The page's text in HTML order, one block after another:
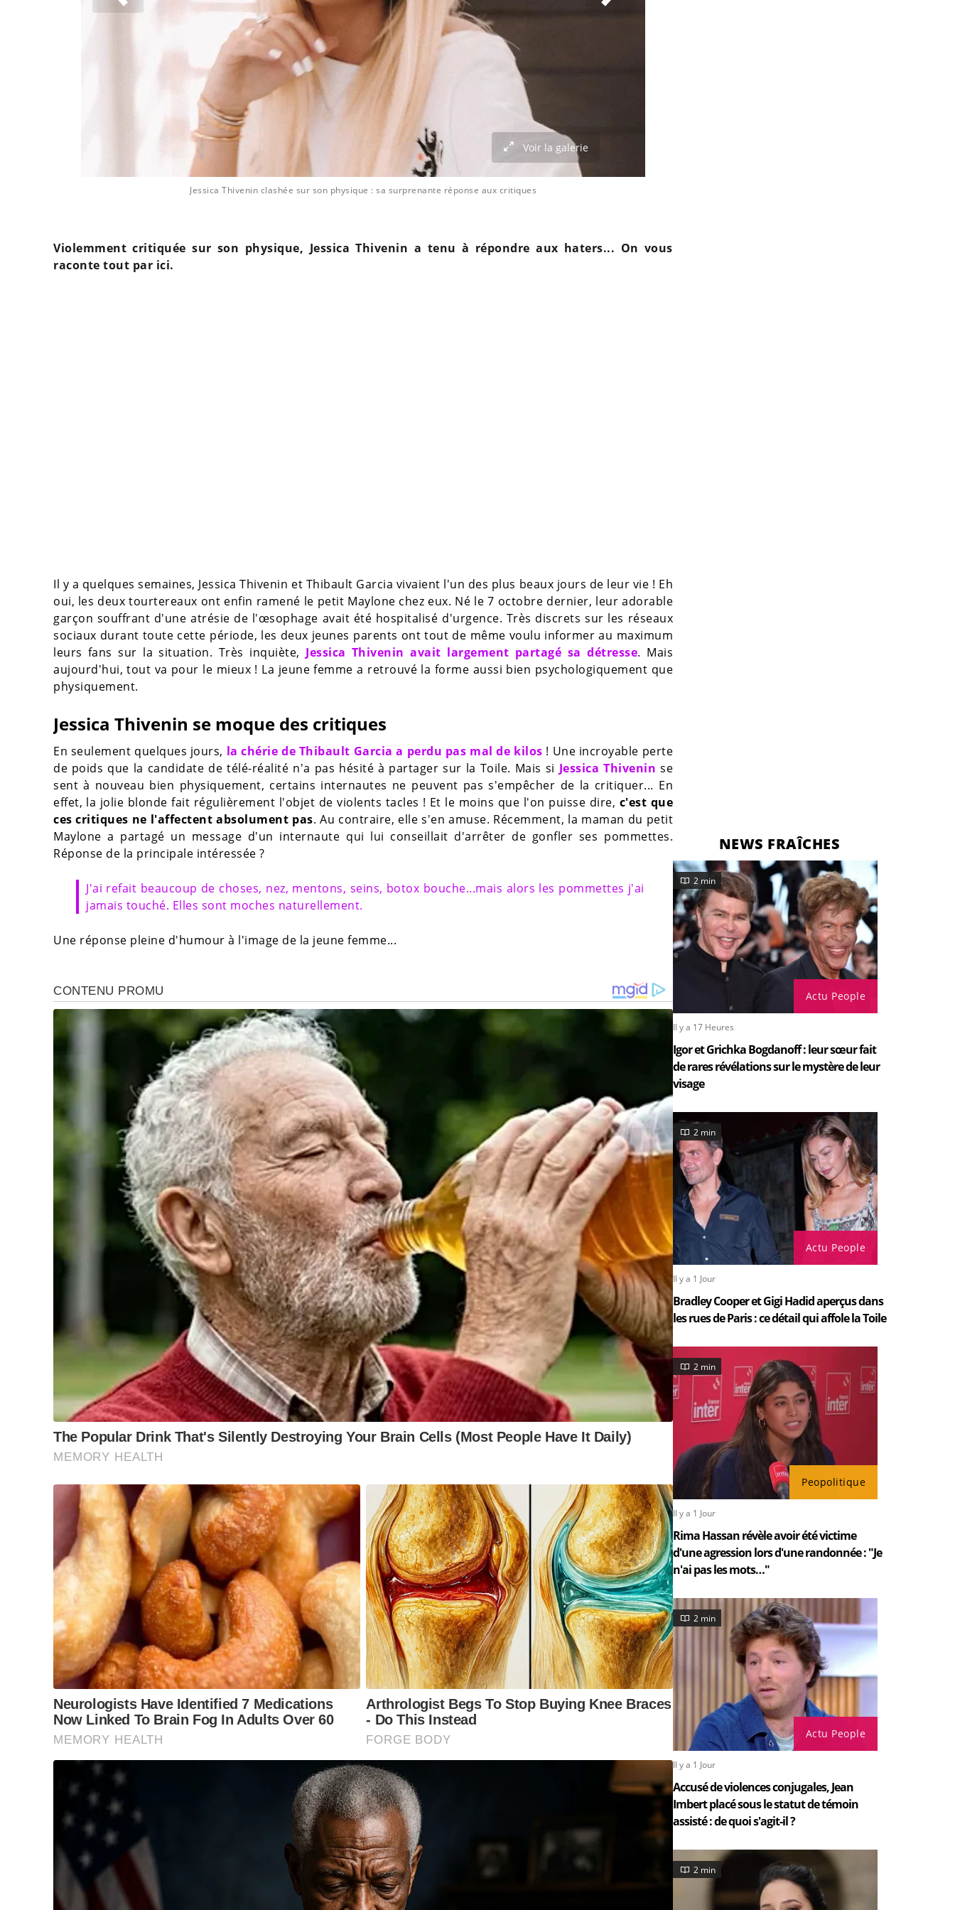
Jessica Thivenin clashée sur son physique : sa surprenante réponse aux critiques
Voir la galerie
Violemment critiquée sur son physique, Jessica Thivenin a tenu à répondre aux haters... On vous
raconte tout par ici.
Il y a quelques semaines, Jessica Thivenin et Thibault Garcia vivaient l'un des plus beaux jours de leur vie ! Eh
oui, les deux tourtereaux ont enfin ramené le petit Maylone chez eux. Né le 7 octobre dernier, leur adorable
garçon souffrant d'uneatrésie de l'œsophage avait été hospitalisé d'urgence. Très discrets sur les réseaux
sociaux durant toute cette période, les deux jeunes parents ont tout de même voulu informer au maximum
leurs fans sur la situation. Très inquiète, Jessica Thivenin avait largement partagé sa détresse. Mais
aujourd'hui, tout va pour le mieux ! La jeune femme a retrouvé la forme aussi bien psychologiquement que
physiquement.
Jessica Thivenin se moque des critiques
En seulement quelques jours, la chérie de Thibault Garcia a perdu pas mal de kilos ! Une incroyable perte
de poids que la candidate de télé-réalité n'a pas hésité à partager sur la Toile. Mais si Jessica Thivenin se
sent à nouveau bien physiquement, certains internautes ne peuvent pas s'empêcher de la critiquer... En
effet, la jolie blonde fait régulièrement l'objet de violents tacles ! Et le moins que l'on puisse dire, c'est que
ces critiques ne l'affectent absolument pas. Au contraire, elle s'en amuse. Récemment, la maman du petit
Maylone a partagé un message d'un internaute qui lui conseillait d'arrêter de gonfler ses pommettes.
Réponse de la principale intéressée ?
J'ai refait beaucoup de choses, nez, mentons, seins, botox bouche...mais alors les pommettes j'ai
jamais touché. Elles sont moches naturellement.
Une réponse pleine d'humour à l'image de la jeune femme...
NEWS FRAÎCHES
Actu People
2 min
Il y a 17 Heures
Igor et Grichka Bogdanoff : leur sœur fait
de rares révélations sur le mystère de leur
visage
Actu People
2 min
Il y a 1 Jour
Bradley Cooper et Gigi Hadid aperçus dans
les rues de Paris : ce détail qui affole la Toile
Peopolitique
2 min
Il y a 1 Jour
Rima Hassan révèle avoir été victime
d'une agression lors d'une randonnée : "Je
n'ai pas les mots…"
Actu People
2 min
Il y a 1 Jour
Accusé de violences conjugales, Jean
Imbert placé sous le statut de témoin
assisté : de quoi s'agit-il ?
2 min